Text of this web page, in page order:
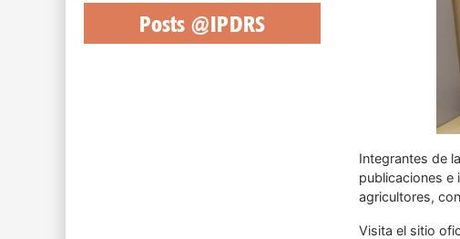
Posts @IPDRS
Integrantes de
publicaciones e
agricultores,
Visita el sitio